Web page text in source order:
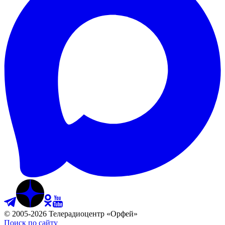
© 2005-2026 Телерадиоцентр «Орфей»
Поиск по сайту